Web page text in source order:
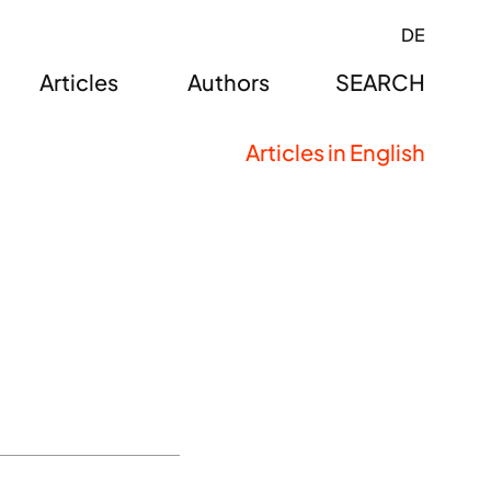
SEARCH
Articles Authors
DE
Articles in English